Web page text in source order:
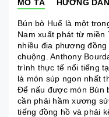
MÔ TẢ HƯỚNG
Bún bò Huế là một
Nam xuất phát từ miền
nhiều địa phương
chuộng. Anthony
trình thực tế nổi tiếng
là món súp ngon nhất
Để nấu được món Bún
cần phải hầm xương
tiếng đồng hồ và phải